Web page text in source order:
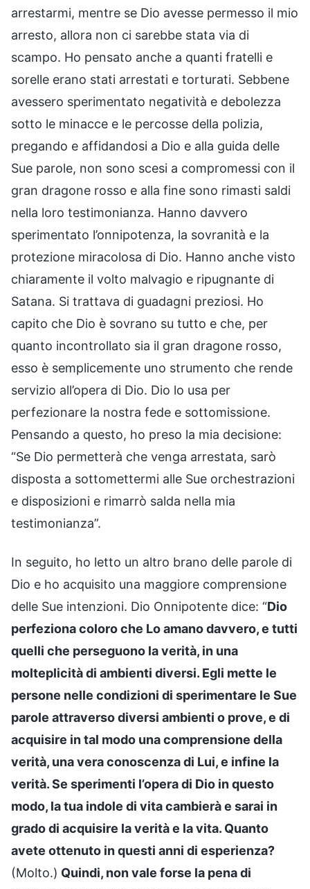
arrestarmi, mentre se Dio avesse permesso il mio
arresto, allora non ci sarebbe stata via di
scampo. Ho pensato anche a quanti fratelli e
sorelle erano stati arrestati e torturati. Sebbene
avessero sperimentato negatività e debolezza
sotto le minacce e le percosse della polizia,
pregando e affidandosi a Dio e alla guida delle
Sue parole, non sono scesi a compromessi con il
gran dragone rosso e alla fine sono rimasti saldi
nella loro testimonianza. Hanno davvero
sperimentato l’onnipotenza, la sovranità e la
protezione miracolosa di Dio. Hanno anche visto
chiaramente il volto malvagio e ripugnante di
Satana. Si trattava di guadagni preziosi. Ho
capito che Dio è sovrano su tutto e che, per
quanto incontrollato sia il gran dragone rosso,
esso è semplicemente uno strumento che rende
servizio all’opera di Dio. Dio lo usa per
perfezionare la nostra fede e sottomissione.
Pensando a questo, ho preso la mia decisione:
“Se Dio permetterà che venga arrestata, sarò
disposta a sottomettermi alle Sue orchestrazioni
e disposizioni e rimarrò salda nella mia
testimonianza”.
In seguito, ho letto un altro brano delle parole di
Dio e ho acquisito una maggiore comprensione
delle Sue intenzioni. Dio Onnipotente dice: “Dio
perfeziona coloro che Lo amano davvero, e tutti
quelli che perseguono la verità, in una
molteplicità di ambienti diversi. Egli mette le
persone nelle condizioni di sperimentare le Sue
parole attraverso diversi ambienti o prove, e di
acquisire in tal modo una comprensione della
verità, una vera conoscenza di Lui, e infine la
verità. Se sperimenti l’opera di Dio in questo
modo, la tua indole di vita cambierà e sarai in
grado di acquisire la verità e la vita. Quanto
avete ottenuto in questi anni di esperienza?
(Molto.) Quindi, non vale forse la pena di